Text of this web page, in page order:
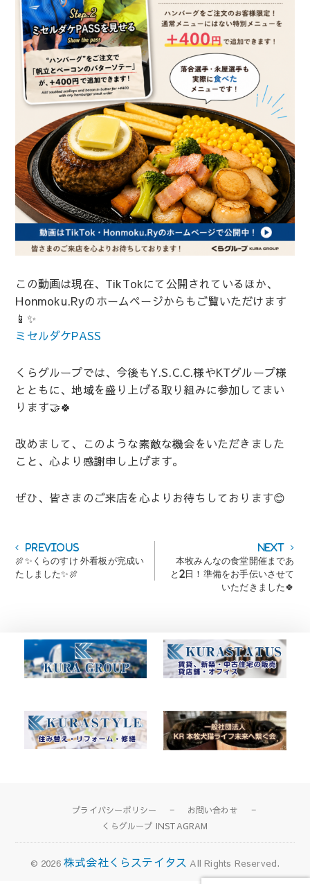
この動画は現在、TikTokにて公開されているほか、
Honmoku.Ryのホームページからもご覧いただけます
📱✨
ミセルダケPASS
くらグループでは、今後もY.S.C.C.様やKTグループ様
とともに、地域を盛り上げる取り組みに参加してまい
ります🤝🍀
改めまして、このような素敵な機会をいただきました
こと、心より感謝申し上げます。
ぜひ、皆さまのご来店を心よりお待ちしております😊
投
稿
ナ
ー
シ
ョ
PreviousPrevious
post:
🍖✨くらのすけ 外看板が完成い
たしました✨🍖
Next
post:
本牧みんなの食堂開催まであ
と2日！準備をお手伝いさせて
いただきました🍀
プライバシーポリシー
お問い合わせ
くらグループ INSTAGRAM
© 2026 株式会社くらステイタス All Rights Reserved.